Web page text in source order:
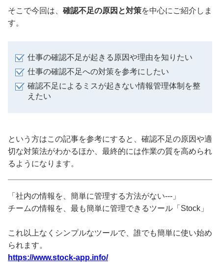
そこで今回は、 確認不足の原因と対策を中心にご紹介しま
す。
仕事の確認不足が起きる原因や理由を知りたい
仕事の確認不足への対策を参考にしたい
確認不足によるミスが起きない情報管理体制を整
えたい
という方はこの記事を参考にすると、確認不足の原因や適
切な対策法がわかるほか、最終的には作業の質を高められ
るようになります。
「社内の情報を、簡単に管理する方法がない---」
チームの情報を、最も簡単に管理できるツール「Stock」
これ以上なくシンプルなツールで、誰でも簡単に使い始め
られます。
https://www.stock-app.info/